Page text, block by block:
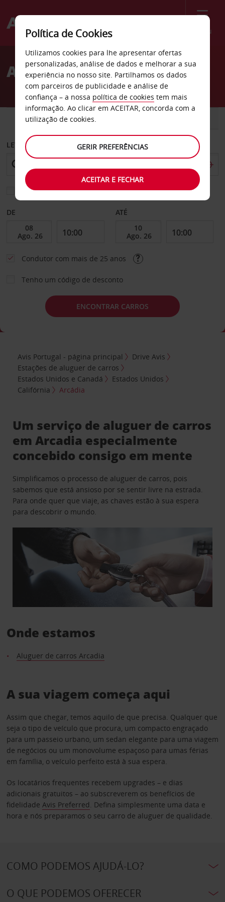
Menu
Welcome
AvisAluguer de carros Arcádia
CARRO
LEVANTAR EM
Escolher uma estação de devolução diferente
DE ATÉ
Condutor com mais de 25 anos
Tenho um código de desconto
ENCONTRAR CARROS
Avis Portugal - página principal
Drive Avis
Estações de aluguer de carros
Estados Unidos e Canadá
Estados Unidos
Califórnia
Arcádia
Um serviço de aluguer de carros
em Arcadia especialmente
concebido consigo em mente
Simplificamos o processo de aluguer de carros, pois
sabemos que está ansioso por se sentir livre na estrada.
Para onde quer que viaje, as chaves estão à sua espera
para descobrir o mundo.
Onde estamos
Aluguer de carros Arcadia
A sua viagem começa aqui
Assim que chegar, temos aquilo de que precisa. Qualquer que
seja o tipo de veículo que procura, um compacto engraçado
para um passeio urbano, um sedan elegante para uma viagem
de negócios ou um monovolume espaçoso para umas férias
em família, o veículo perfeito está à sua espera.
Os locatários frequentes recebem upgrades – e dias
adicionais gratuitos – ao subscreverem os benefícios de
fidelidade Avis Preferred. Defina simplesmente uma data e
hora e nós preparamos o seu carro de aluguer de qualidade.
COMO PODEMOS AJUDÁ-LO?
O QUE PODEMOS OFERECER
Política de Cookies
Utilizamos cookies para lhe apresentar ofertas
personalizadas, análise de dados e melhorar a sua
experiência no nosso site. Partilhamos os dados
com parceiros de publicidade e análise de
confiança – a nossa política de cookies tem mais
informação. Ao clicar em ACEITAR, concorda com a
utilização de cookies.
GERIR PREFERÊNCIAS
ACEITAR E FECHAR